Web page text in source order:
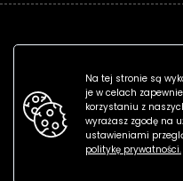
Na tej stronie są
je w celach
korzystaniu z
wyrażasz zgodę na
ustawieniami
politykę prywatności.